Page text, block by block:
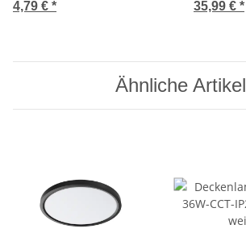
mit GU10 Sockel
4,79 € * 35,99 € *
Ähnliche Artikel